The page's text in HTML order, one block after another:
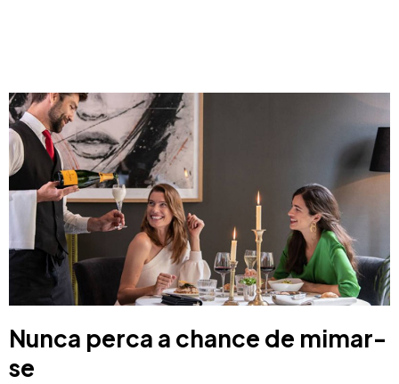
Nunca perca a chance de mimar-
se